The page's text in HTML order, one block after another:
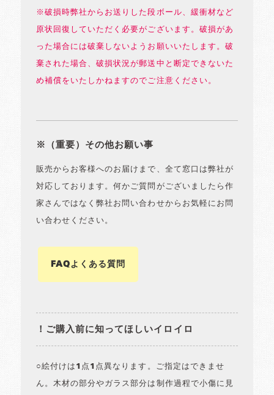
※破損時弊社からお送りした段ボール、緩衝材など
原状回復していただく必要がございます。破損があ
った場合には破棄しないようお願いいたします。破
棄された場合、破損状況が郵送中と断定できないた
め補償をいたしかねますのでご注意ください。
※（重要）その他お願い事
販売からお客様へのお届けまで、全て窓口は弊社が
対応しております。何かご質問がございましたら作
家さんではなく弊社お問い合わせからお気軽にお問
い合わせください。
FAQよくある質問
！ご購入前に知ってほしいイロイロ
○絵付けは1点1点異なります。ご指定はできませ
ん。木材の部分やガラス部分は制作過程で小傷に見